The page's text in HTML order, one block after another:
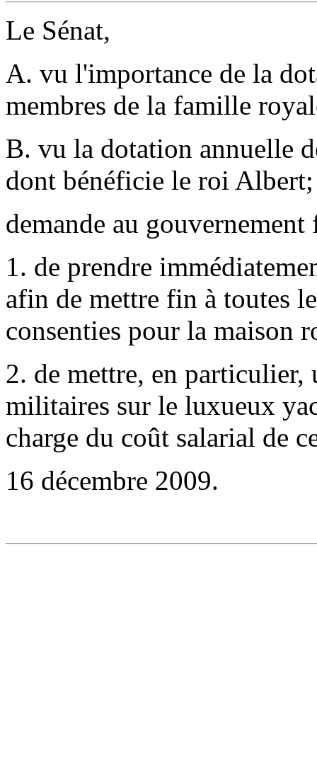
Le Sénat,
A. vu l'importance de la
membres de la famille
B. vu la dotation annuelle
dont bénéficie le roi Albert;
demande au gouvernement
1. de prendre
afin de mettre fin à toutes
consenties pour la maison
2. de mettre, en particulier,
militaires sur le luxueux
charge du coût salarial de
16 décembre 2009.